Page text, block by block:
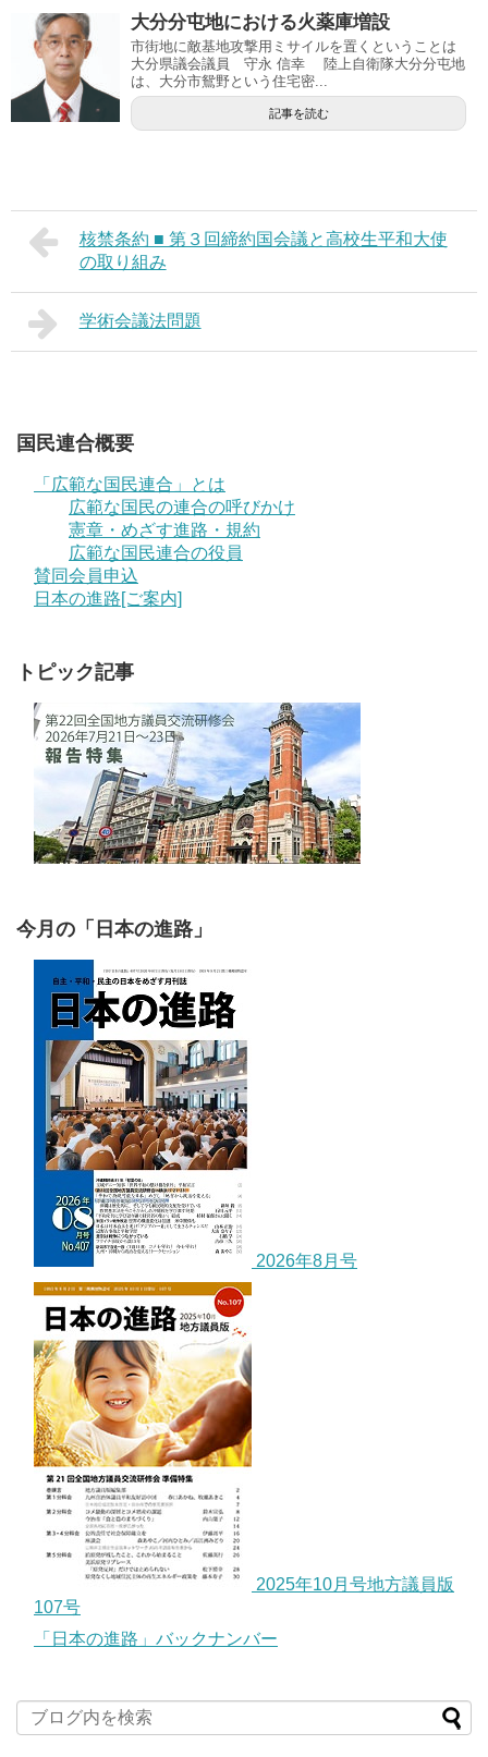
大分分屯地における火薬庫増設
市街地に敵基地攻撃用ミサイルを置くということは
大分県議会議員 守永 信幸 陸上自衛隊大分分屯地
は、大分市鴛野という住宅密...
記事を読む
核禁条約 ■ 第３回締約国会議と高校生平和大使
の取り組み
学術会議法問題
国民連合概要
「広範な国民連合」とは
広範な国民の連合の呼びかけ
憲章・めざす進路・規約
広範な国民連合の役員
賛同会員申込
日本の進路[ご案内]
トピック記事
今月の「日本の進路」
2026年8月号
2025年10月号地方議員版
107号
「日本の進路」バックナンバー